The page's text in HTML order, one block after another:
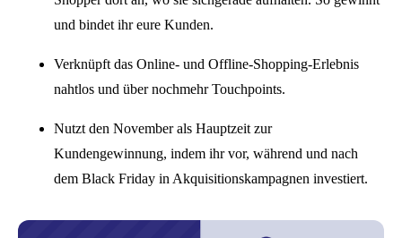
und bindet ihr eure Kunden.
Verknüpft das Online- und Offline-Shopping-Erlebnis
nahtlos und über nochmehr Touchpoints.
Nutzt den November als Hauptzeit zur
Kundengewinnung, indem ihr vor, während und nach
dem Black Friday in Akquisitionskampagnen investiert.